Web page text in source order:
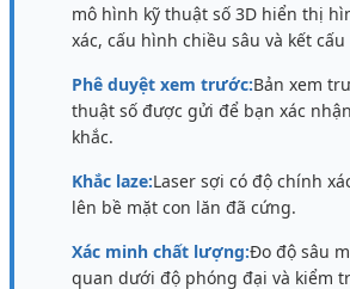
mô hình kỹ thuật số 3D hiển thị
xác, cấu hình chiều sâu và kết
Phê duyệt xem trước:Bản xem
thuật số được gửi để bạn xác
khắc.
Khắc laze:Laser sợi có độ chính
lên bề mặt con lăn đã cứng.
Xác minh chất lượng:Đo độ sâu
quan dưới độ phóng đại và kiểm